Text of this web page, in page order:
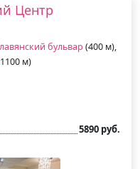
Центр
бульвар (400 м),
м)
5890 руб.